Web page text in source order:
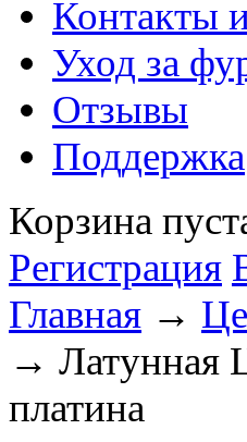
Контакты
Уход за
Отзывы
Поддержка
Корзина
Регистрация
Главная →
→ Латунная
платина